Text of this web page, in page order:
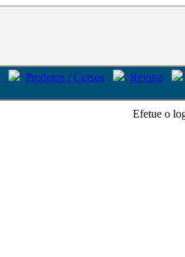
Produtos / Cursos
Revista
Efetue o